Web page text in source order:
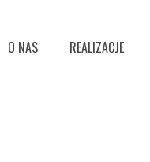
O NAS REALIZACJE